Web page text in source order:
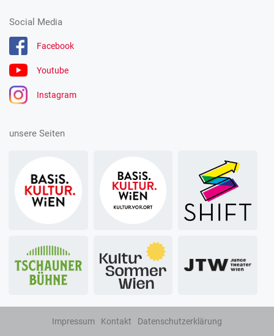
Social Media
Facebook
Youtube
Instagram
unsere Seiten
Impressum Kontakt Datenschutzerklärung